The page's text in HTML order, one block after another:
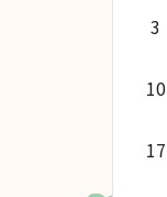
3
10
17